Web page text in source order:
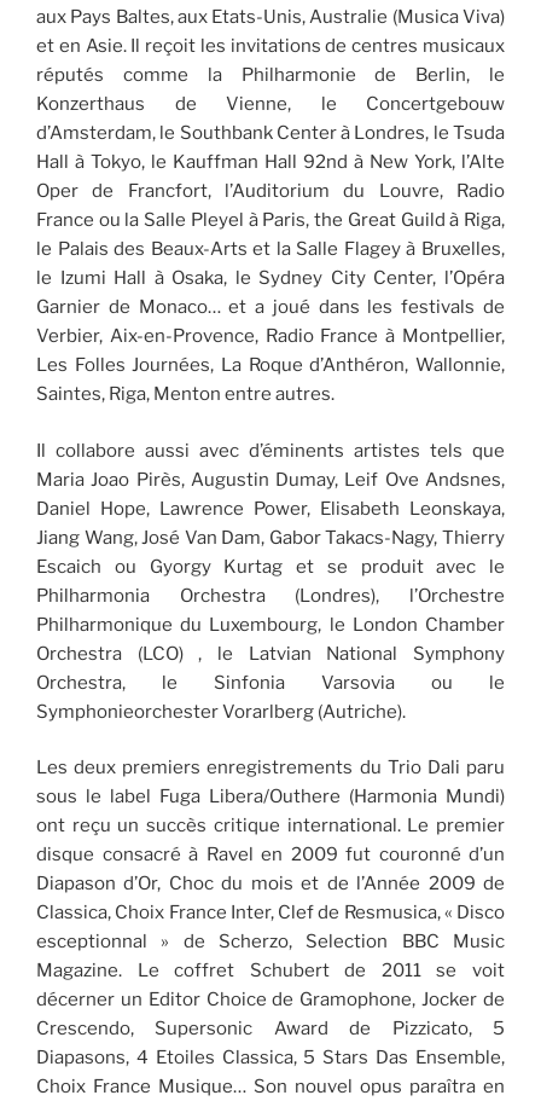
aux Pays Baltes, aux Etats-Unis, Australie (Musica Viva)
et en Asie. Il reçoit les invitations de centres musicaux
réputés comme la Philharmonie de Berlin, le
Konzerthaus de Vienne, le Concertgebouw
d’Amsterdam, le Southbank Center à Londres, le Tsuda
Hall à Tokyo, le Kauffman Hall 92nd à New York, l’Alte
Oper de Francfort, l’Auditorium du Louvre, Radio
France ou la Salle Pleyel à Paris, the Great Guild à Riga,
le Palais des Beaux-Arts et la Salle Flagey à Bruxelles,
le Izumi Hall à Osaka, le Sydney City Center, l’Opéra
Garnier de Monaco… et a joué dans les festivals de
Verbier, Aix-en-Provence, Radio France à Montpellier,
Les Folles Journées, La Roque d’Anthéron, Wallonnie,
Saintes, Riga, Menton entre autres.
Il collabore aussi avec d’éminents artistes tels que
Maria Joao Pirès, Augustin Dumay, Leif Ove Andsnes,
Daniel Hope, Lawrence Power, Elisabeth Leonskaya,
Jiang Wang, José Van Dam, Gabor Takacs-Nagy, Thierry
Escaich ou Gyorgy Kurtag et se produit avec le
Philharmonia Orchestra (Londres), l’Orchestre
Philharmonique du Luxembourg, le London Chamber
Orchestra (LCO) , le Latvian National Symphony
Orchestra, le Sinfonia Varsovia ou le
Symphonieorchester Vorarlberg (Autriche).
Les deux premiers enregistrements du Trio Dali paru
sous le label Fuga Libera/Outhere (Harmonia Mundi)
ont reçu un succès critique international. Le premier
disque consacré à Ravel en 2009 fut couronné d’un
Diapason d’Or, Choc du mois et de l’Année 2009 de
Classica, Choix France Inter, Clef de Resmusica, « Disco
esceptionnal » de Scherzo, Selection BBC Music
Magazine. Le coffret Schubert de 2011 se voit
décerner un Editor Choice de Gramophone, Jocker de
Crescendo, Supersonic Award de Pizzicato, 5
Diapasons, 4 Etoiles Classica, 5 Stars Das Ensemble,
Choix France Musique… Son nouvel opus paraîtra en